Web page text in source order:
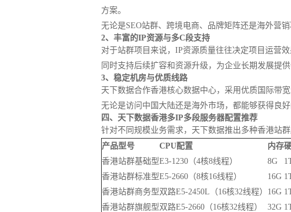
方案。
无论是SEO站群、跨境电商、品牌矩阵还是海外营
2、丰富的IP资源与多C段支持
对于站群项目来说，IP资源质量往往决定项目运营
同时支持后续扩容和资源升级，为企业长期发展提
3、稳定机房与优质线路
天下数据合作香港核心数据中心，采用优质国际带
无论是访问中国大陆还是海外市场，都能够获得良
四、天下数据香港多IP多段服务器配置推荐
针对不同规模业务需求，天下数据推出多种香港站
产品型号
CPU配置 内存
香港站群基础型E3-1230（4核8线程） 8G
香港站群标准型E5-2660（8核16线程） 16G
香港站群商务型双路E5-2450L（16核32线程） 16G
香港站群旗舰型双路E5-2660（16核32线程） 32G